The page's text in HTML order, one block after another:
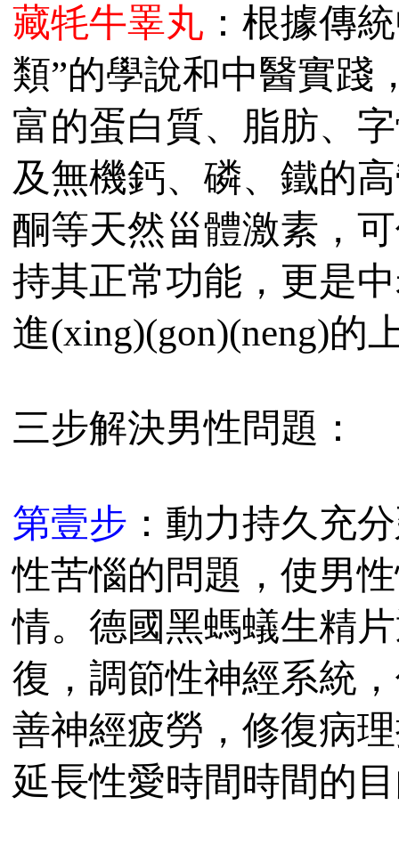
藏牦牛睪丸 ：根據傳
類”的學說和中醫實踐
富的蛋白質、脂肪、
及無機鈣、磷、鐵的
酮等天然甾體激素，
持其正常功能，更是
進(xing)(gon)(neng)的
三步解決男性問題：
第壹步 ：動力持久充
性苦惱的問題，使男
情。德國黑螞蟻生精
復，調節性神經系統
善神經疲勞，修復病
延長性愛時間時間的